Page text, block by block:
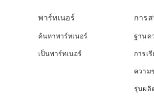
พาร์ทเนอร์
ค้นหาพาร์ทเนอร์
เป็นพาร์ทเนอร์
การ
ฐานค
การเ
ความ
รุ่นผ